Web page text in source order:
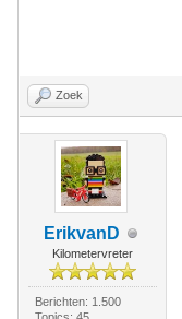
Zoek
ErikvanD
Kilometervreter
Berichten: 1.500